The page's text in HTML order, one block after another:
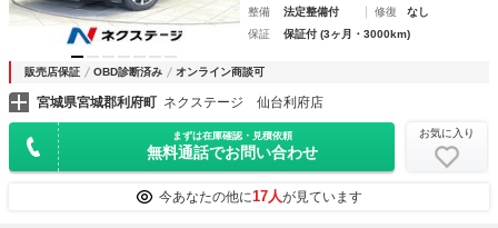
整備
法定整備付 修復
なし
保証
保証付 (3ヶ月・3000km)
販売店保証 OBD診断済み オンライン商談可
宮城県宮城郡利府町 ネクステージ 仙台利府店
まずは在庫確認・見積依頼
無料通話でお問い合わせ
お気に入り
今あなたの他に17人が見ています